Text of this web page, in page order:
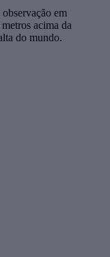
em
acima da
do mundo.